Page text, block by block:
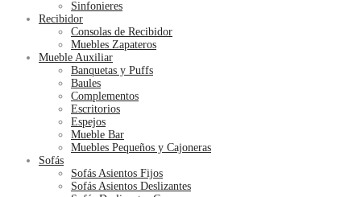
Sinfonieres
Recibidor
Consolas de Recibidor
Muebles Zapateros
Mueble Auxiliar
Banquetas y Puffs
Baules
Complementos
Escritorios
Espejos
Mueble Bar
Muebles Pequeños y Cajoneras
Sofás
Sofás Asientos Fijos
Sofás Asientos Deslizantes